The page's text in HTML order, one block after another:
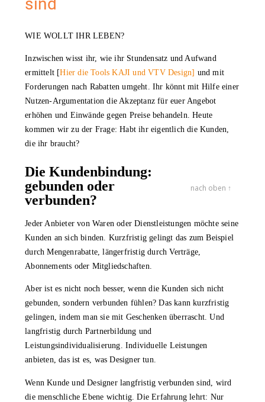
WIE WOLLT IHR LEBEN?
Inzwischen wisst ihr, wie ihr Stundensatz und Aufwand
ermittelt [Hier die Tools KAJI und VTV Design] und mit
Forderungen nach Rabatten umgeht. Ihr könnt mit Hilfe einer
Nutzen-Argumentation die Akzeptanz für euer Angebot
erhöhen und Einwände gegen Preise behandeln. Heute
kommen wir zu der Frage: Habt ihr eigentlich die Kunden,
die ihr braucht?
Die Kundenbindung:
gebunden oder
verbunden?
nach oben ↑
Jeder Anbieter von Waren oder Dienstleistungen möchte seine
Kunden an sich binden. Kurzfristig gelingt das zum Beispiel
durch Mengenrabatte, längerfristig durch Verträge,
Abonnements oder Mitgliedschaften.
Aber ist es nicht noch besser, wenn die Kunden sich nicht
gebunden, sondern verbunden fühlen? Das kann kurzfristig
gelingen, indem man sie mit Geschenken überrascht. Und
langfristig durch Partnerbildung und
Leistungsindividualisierung. Individuelle Leistungen
anbieten, ­das ist es, was Designer tun.
Wenn Kunde und Designer langfristig verbunden sind, wird
die menschliche Ebene wichtig. Die Erfahrung lehrt: Nur